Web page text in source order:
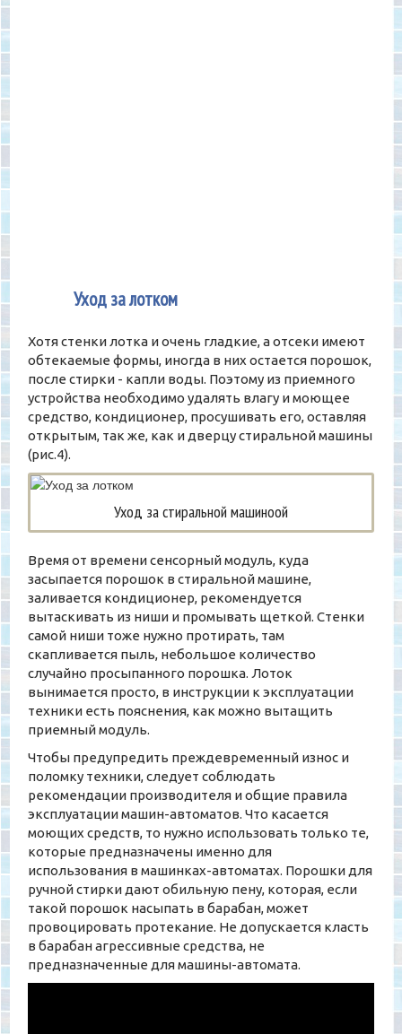
Уход за лотком
Хотя стенки лотка и очень гладкие, а отсеки имеют
обтекаемые формы, иногда в них остается порошок,
после стирки - капли воды. Поэтому из приемного
устройства необходимо удалять влагу и моющее
средство, кондиционер, просушивать его, оставляя
открытым, так же, как и дверцу стиральной машины
(рис.4).
Уход за стиральной машиноой
Время от времени сенсорный модуль, куда
засыпается порошок в стиральной машине,
заливается кондиционер, рекомендуется
вытаскивать из ниши и промывать щеткой. Стенки
самой ниши тоже нужно протирать, там
скапливается пыль, небольшое количество
случайно просыпанного порошка. Лоток
вынимается просто, в инструкции к эксплуатации
техники есть пояснения, как можно вытащить
приемный модуль.
Чтобы предупредить преждевременный износ и
поломку техники, следует соблюдать
рекомендации производителя и общие правила
эксплуатации машин-автоматов. Что касается
моющих средств, то нужно использовать только те,
которые предназначены именно для
использования в машинках-автоматах. Порошки для
ручной стирки дают обильную пену, которая, если
такой порошок насыпать в барабан, может
провоцировать протекание. Не допускается класть
в барабан агрессивные средства, не
предназначенные для машины-автомата.